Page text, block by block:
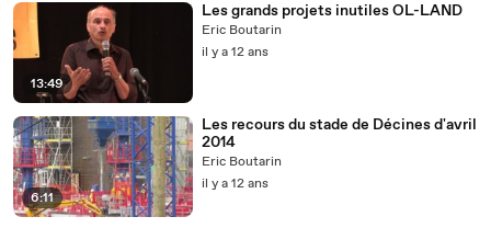
13:49
Les grands projets inutiles OL-LAND
Eric Boutarin
il y a 12 ans
6:11
Les recours du stade de Décines d'avril
2014
Eric Boutarin
il y a 12 ans